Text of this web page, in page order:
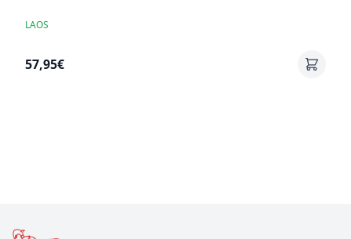
LAOS
57,95€